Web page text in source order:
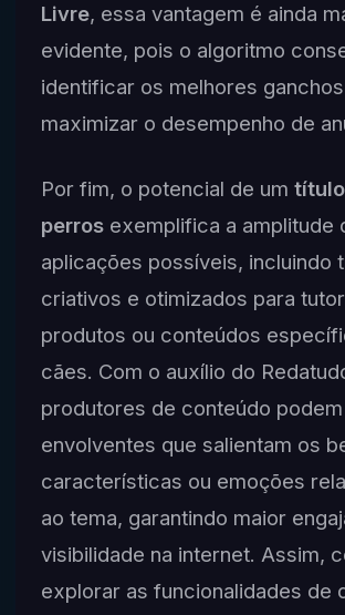
Livre, essa vantagem é ainda
evidente, pois o algoritmo
identificar os melhores
maximizar o desempenho de
Por fim, o potencial de um
perrosexemplifica a amplitude
aplicações possíveis, incluindo
criativos e otimizados para
produtos ou conteúdos
cães. Com o auxílio do
produtores de conteúdo
envolventes que salientam os
características ou emoções
ao tema, garantindo maior
visibilidade na internet. Assim,
explorar as funcionalidades de